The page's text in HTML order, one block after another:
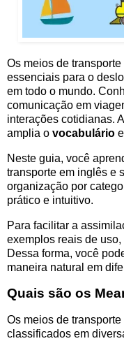
Os meios de transporte
essenciais para o
em todo o mundo.
comunicação em
interações cotidianas.
amplia o vocabulário
Neste guia, você
transporte em inglês e
organização por
prático e intuitivo.
Para facilitar a
exemplos reais de
Dessa forma, você
maneira natural em
Quais são os
Os meios de transporte
classificados em